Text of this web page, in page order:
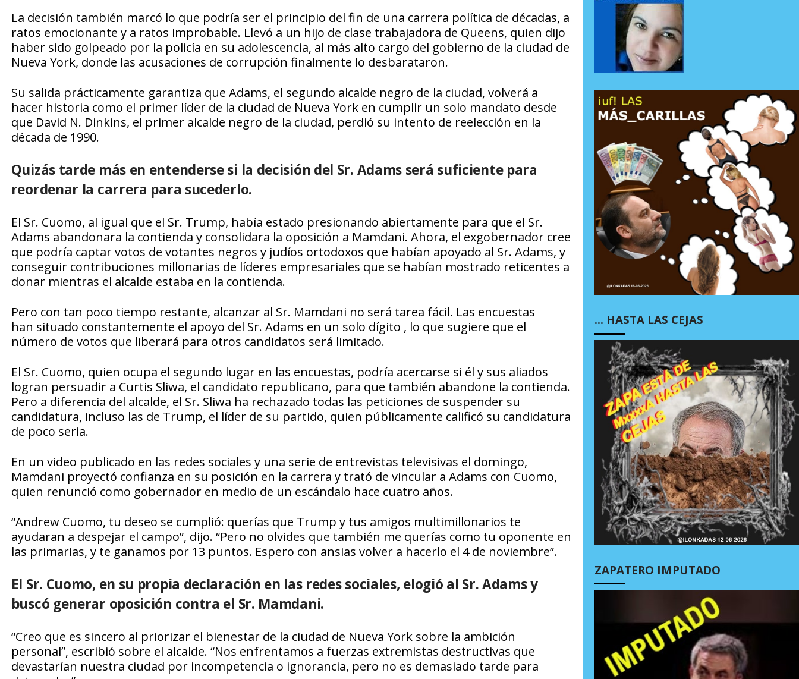
La decisión también marcó lo que podría ser el principio del fin de una carrera política de décadas, a
ratos emocionante y a ratos improbable. Llevó a un hijo de clase trabajadora de Queens, quien dijo
haber sido golpeado por la policía en su adolescencia, al más alto cargo del gobierno de la ciudad de
Nueva York, donde las acusaciones de corrupción finalmente lo desbarataron.
Su salida prácticamente garantiza que Adams, el segundo alcalde negro de la ciudad, volverá a
hacer historia como el primer líder de la ciudad de Nueva York en cumplir un solo mandato desde
que David N. Dinkins, el primer alcalde negro de la ciudad, perdió su intento de reelección en la
década de 1990.
Quizás tarde más en entenderse si la decisión del Sr. Adams será suficiente para
reordenar la carrera para sucederlo.
El Sr. Cuomo, al igual que el Sr. Trump, había estado presionando abiertamente para que el Sr.
Adams abandonara la contienda y consolidara la oposición a Mamdani. Ahora, el exgobernador cree
que podría captar votos de votantes negros y judíos ortodoxos que habían apoyado al Sr. Adams, y
conseguir contribuciones millonarias de líderes empresariales que se habían mostrado reticentes a
donar mientras el alcalde estaba en la contienda.
Pero con tan poco tiempo restante, alcanzar al Sr. Mamdani no será tarea fácil. Las encuestas
han situado constantemente el apoyo del Sr. Adams en un solo dígito , lo que sugiere que el
número de votos que liberará para otros candidatos será limitado.
El Sr. Cuomo, quien ocupa el segundo lugar en las encuestas, podría acercarse si él y sus aliados
logran persuadir a Curtis Sliwa, el candidato republicano, para que también abandone la contienda.
Pero a diferencia del alcalde, el Sr. Sliwa ha rechazado todas las peticiones de suspender su
candidatura, incluso las de Trump, el líder de su partido, quien públicamente calificó su candidatura
de poco seria.
En un video publicado en las redes sociales y una serie de entrevistas televisivas el domingo,
Mamdani proyectó confianza en su posición en la carrera y trató de vincular a Adams con Cuomo,
quien renunció como gobernador en medio de un escándalo hace cuatro años.
“Andrew Cuomo, tu deseo se cumplió: querías que Trump y tus amigos multimillonarios te
ayudaran a despejar el campo”, dijo. “Pero no olvides que también me querías como tu oponente en
las primarias, y te ganamos por 13 puntos. Espero con ansias volver a hacerlo el 4 de noviembre”.
El Sr. Cuomo, en su propia declaración en las redes sociales, elogió al Sr. Adams y
buscó generar oposición contra el Sr. Mamdani.
“Creo que es sincero al priorizar el bienestar de la ciudad de Nueva York sobre la ambición
personal”, escribió sobre el alcalde. “Nos enfrentamos a fuerzas extremistas destructivas que
devastarían nuestra ciudad por incompetencia o ignorancia, pero no es demasiado tarde para
… HASTA LAS CEJAS
ZAPATERO IMPUTADO